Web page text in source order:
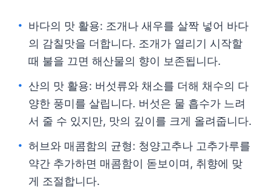
바다의 맛 활용: 조개나 새우를 살짝 넣어 바다
의 감칠맛을 더합니다. 조개가 열리기 시작할
때 불을 끄면 해산물의 향이 보존됩니다.
산의 맛 활용: 버섯류와 채소를 더해 채수의 다
양한 풍미를 살립니다. 버섯은 물 흡수가 느려
서 줄 수 있지만, 맛의 깊이를 크게 올려줍니다.
허브와 매콤함의 균형: 청양고추나 고추가루를
약간 추가하면 매콤함이 돋보이며, 취향에 맞
게 조절합니다.